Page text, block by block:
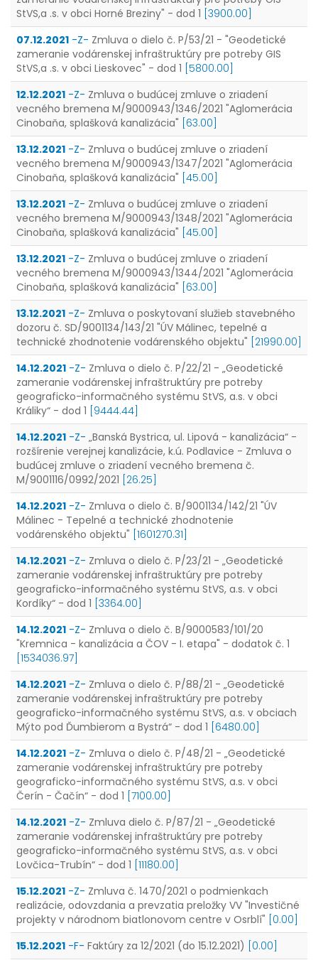
StVS,a .s. v obci Horné Breziny" - dod 1 [3900.00]
07.12.2021 -Z- Zmluva o dielo č. P/53/21 - "Geodetické
zameranie vodárenskej infraštruktúry pre potreby GIS
StVS,a .s. v obci Lieskovec" - dod 1 [5800.00]
12.12.2021 -Z- Zmluva o budúcej zmluve o zriadení
vecného bremena M/9000943/1346/2021 "Aglomerácia
Cinobaňa, splašková kanalizácia" [63.00]
13.12.2021 -Z- Zmluva o budúcej zmluve o zriadení
vecného bremena M/9000943/1347/2021 "Aglomerácia
Cinobaňa, splašková kanalizácia" [45.00]
13.12.2021 -Z- Zmluva o budúcej zmluve o zriadení
vecného bremena M/9000943/1348/2021 "Aglomerácia
Cinobaňa, splašková kanalizácia" [45.00]
13.12.2021 -Z- Zmluva o budúcej zmluve o zriadení
vecného bremena M/9000943/1344/2021 "Aglomerácia
Cinobaňa, splašková kanalizácia" [63.00]
13.12.2021 -Z- Zmluva o poskytovaní služieb stavebného
dozoru č. SD/9001134/143/21 "ÚV Málinec, tepelné a
technické zhodnotenie vodárenského objektu" [21990.00]
14.12.2021 -Z- Zmluva o dielo č. P/22/21 - „Geodetické
zameranie vodárenskej infraštruktúry pre potreby
geograficko-informačného systému StVS, a.s. v obci
Králiky“ - dod 1 [9444.44]
14.12.2021 -Z- „Banská Bystrica, ul. Lipová - kanalizácia“ -
rozšírenie verejnej kanalizácie, k.ú. Podlavice - Zmluva o
budúcej zmluve o zriadení vecného bremena č.
M/9001116/0992/2021 [26.25]
14.12.2021 -Z- Zmluva o dielo č. B/9001134/142/21 "ÚV
Málinec - Tepelné a technické zhodnotenie
vodárenského objektu" [1601270.31]
14.12.2021 -Z- Zmluva o dielo č. P/23/21 - „Geodetické
zameranie vodárenskej infraštruktúry pre potreby
geograficko-informačného systému StVS, a.s. v obci
Kordíky“ - dod 1 [3364.00]
14.12.2021 -Z- Zmluva o dielo č. B/9000583/101/20
"Kremnica - kanalizácia a ČOV - I. etapa" - dodatok č. 1
[1534036.97]
14.12.2021 -Z- Zmluva o dielo č. P/88/21 - „Geodetické
zameranie vodárenskej infraštruktúry pre potreby
geograficko-informačného systému StVS, a.s. v obciach
Mýto pod Ďumbierom a Bystrá“ - dod 1 [6480.00]
14.12.2021 -Z- Zmluva o dielo č. P/48/21 - „Geodetické
zameranie vodárenskej infraštruktúry pre potreby
geograficko-informačného systému StVS, a.s. v obci
Čerín - Čačín“ - dod 1 [7100.00]
14.12.2021 -Z- Zmluva dielo č. P/87/21 - „Geodetické
zameranie vodárenskej infraštruktúry pre potreby
geograficko-informačného systému StVS, a.s. v obci
Lovčica-Trubín“ - dod 1 [11180.00]
15.12.2021 -Z- Zmluva č. 1470/2021 o podmienkach
realizácie, odovzdania a prevzatia preložky VV "Investičné
projekty v národnom biatlonovom centre v Osrblí" [0.00]
15.12.2021 -F- Faktúry za 12/2021 (do 15.12.2021) [0.00]